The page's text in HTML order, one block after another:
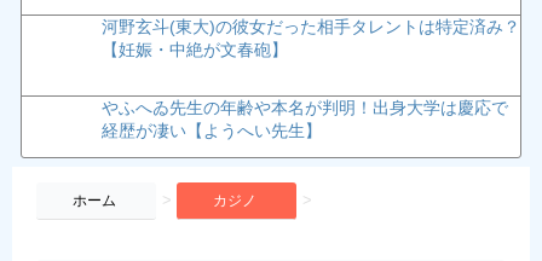
河野玄斗(東大)の彼女だった相手タレントは特定済み？
【妊娠・中絶が文春砲】
やふへゐ先生の年齢や本名が判明！出身大学は慶応で
経歴が凄い【ようへい先生】
ホーム > カジノ >